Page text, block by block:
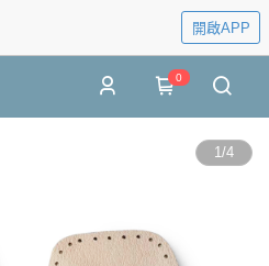
開啟APP
0
1/4